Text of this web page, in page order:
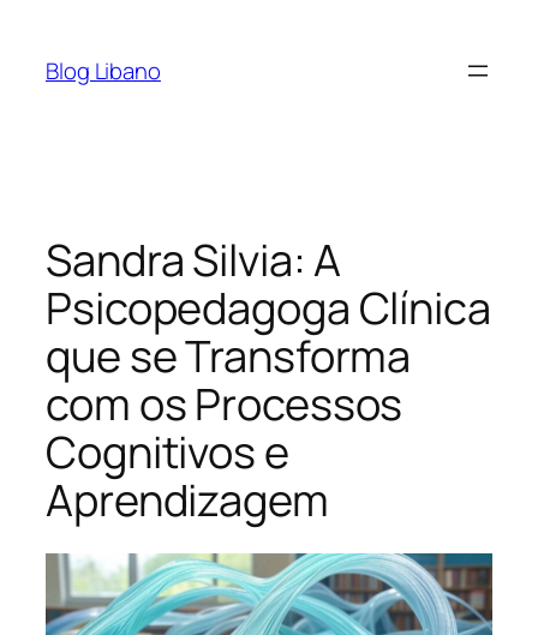
Blog Libano
Sandra Silvia: A
Psicopedagoga Clínica
que se Transforma
com os Processos
Cognitivos e
Aprendizagem